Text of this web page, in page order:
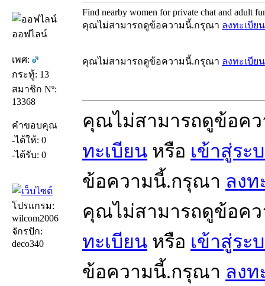
ออฟไลน์
เพศ:
กระทู้: 13
สมาชิก Nº:
13368
คำขอบคุณ
-ได้ให้: 0
-ได้รับ: 0
โปรแกรม:
wilcom2006
จักรปัก:
deco340
Find nearby women for private chat and adult
คุณไม่สามารถดูข้อความนี้.กรุณา ลงทะเบียน
คุณไม่สามารถดูข้อความนี้.กรุณา ลงทะเบียน
คุณไม่สามารถดูข้อค
ทะเบียน หรือ เข้าสู่ระ
ข้อความนี้.กรุณา ลงท
คุณไม่สามารถดูข้อค
ทะเบียน หรือ เข้าสู่ระ
ข้อความนี้.กรุณา ลงท